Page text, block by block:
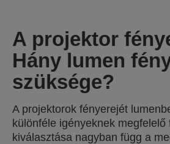
A projektor
Hány lumen
szüksége?
A projektorok fényerejét
különféle igényeknek megfelelő
kiválasztása nagyban függ a